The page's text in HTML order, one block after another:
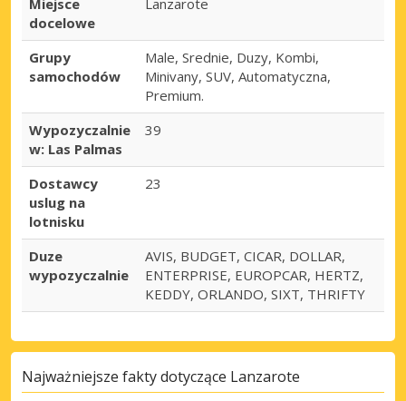
docelowe
Grupy
samochodów
Male, Srednie, Duzy, Kombi,
Minivany, SUV, Automatyczna,
Premium.
Wypozyczalnie
w: Las Palmas
39
Dostawcy
uslug na
lotnisku
23
Duze
wypozyczalnie
AVIS, BUDGET, CICAR, DOLLAR,
ENTERPRISE, EUROPCAR, HERTZ,
KEDDY, ORLANDO, SIXT, THRIFTY
Najważniejsze fakty dotyczące Lanzarote